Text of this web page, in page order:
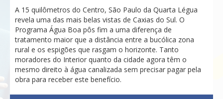
A 15 quilômetros do Centro, São Paulo da Quarta Légua
revela uma das mais belas vistas de Caxias do Sul. O
Programa Água Boa pôs fim a uma diferença de
tratamento maior que a distância entre a bucólica zona
rural e os espigões que rasgam o horizonte. Tanto
moradores do Interior quanto da cidade agora têm o
mesmo direito à água canalizada sem precisar pagar pela
obra para receber este benefício.